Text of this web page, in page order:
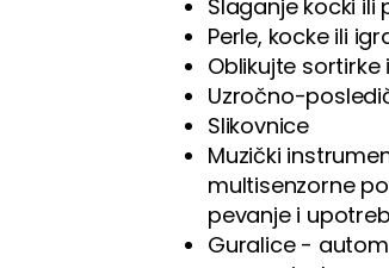
Slaganje kocki ili
Perle, kocke ili
Oblikujte
Uzročno-
Slikovnice
Muzički
multisenzorne
pevanje i
Guralice -